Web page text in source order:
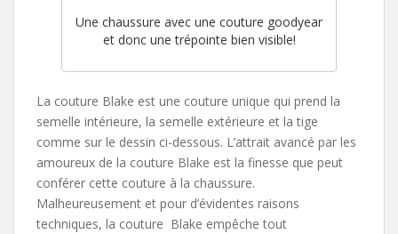
Une chaussure avec une couture goodyear
et donc une trépointe bien visible!
La couture Blake est une couture unique qui prend la
semelle intérieure, la semelle extérieure et la tige
comme sur le dessin ci-dessous. L’attrait avancé par les
amoureux de la couture Blake est la finesse que peut
conférer cette couture à la chaussure.
Malheureusement et pour d’évidentes raisons
techniques, la couture Blake empêche tout